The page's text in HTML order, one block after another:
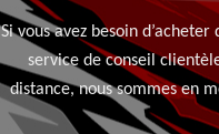
Si vous avez besoin
service de conseil
distance, nous sommes en